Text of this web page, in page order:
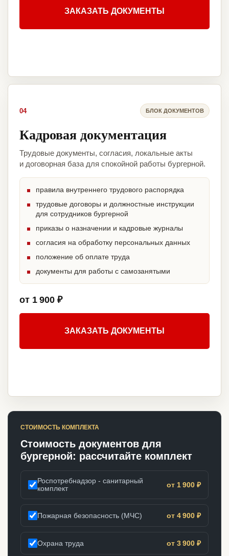
ЗАКАЗАТЬ ДОКУМЕНТЫ
04 БЛОК ДОКУМЕНТОВ
Кадровая документация
Трудовые документы, согласия, локальные акты
и договорная база для спокойной работы бургерной.
правила внутреннего трудового распорядка
трудовые договоры и должностные инструкции
для сотрудников бургерной
приказы о назначении и кадровые журналы
согласия на обработку персональных данных
положение об оплате труда
документы для работы с самозанятыми
от 1 900 ₽
ЗАКАЗАТЬ ДОКУМЕНТЫ
СТОИМОСТЬ КОМПЛЕКТА
Стоимость документов для
бургерной: рассчитайте комплект
Роспотребнадзор - санитарный
комплект
от 1 900 ₽
Пожарная безопасность (МЧС) от 4 900 ₽
Охрана труда от 3 900 ₽